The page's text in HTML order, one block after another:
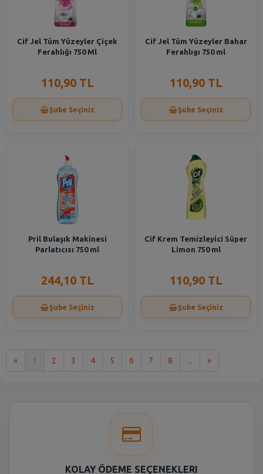
Cif Jel Tüm Yüzeyler Çiçek
Ferahlığı 750 Ml
110,90 TL
Şube Seçiniz
Cif Jel Tüm Yüzeyler Bahar
Ferahlıgı 750 ml
110,90 TL
Şube Seçiniz
Pril Bulaşık Makinesi
Parlatıcısı 750 ml
244,10 TL
Şube Seçiniz
Cif Krem Temizleyici Süper
Limon 750 ml
110,90 TL
Şube Seçiniz
« 1 2 3 4 5 6 7 8 ... »Son
KOLAY ÖDEME SEÇENEKLERI